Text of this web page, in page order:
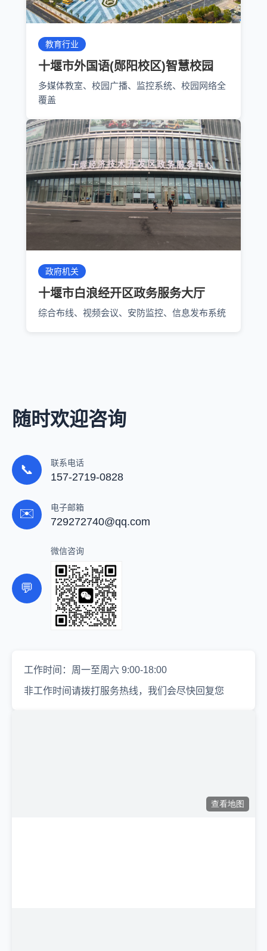
教育行业
十堰市外国语(郧阳校区)智慧校园
多媒体教室、校园广播、监控系统、校园网络全
覆盖
政府机关
十堰市白浪经开区政务服务大厅
综合布线、视频会议、安防监控、信息发布系统
随时欢迎咨询
📞 联系电话
157-2719-0828
✉️ 电子邮箱
729272740@qq.com
💬
微信咨询
工作时间：周一至周六 9:00-18:00
非工作时间请拨打服务热线，我们会尽快回复您